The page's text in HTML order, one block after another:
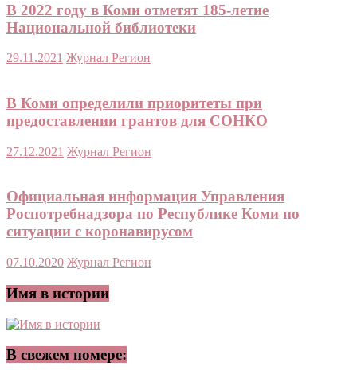
В 2022 году в Коми отметят 185-летие
Национальной библиотеки
29.11.2021 Журнал Регион
В Коми определили приоритеты при
предоставлении грантов для СОНКО
27.12.2021 Журнал Регион
Официальная информация Управления
Роспотребнадзора по Республике Коми по
ситуации с коронавирусом
07.10.2020 Журнал Регион
Имя в истории
В свежем номере: